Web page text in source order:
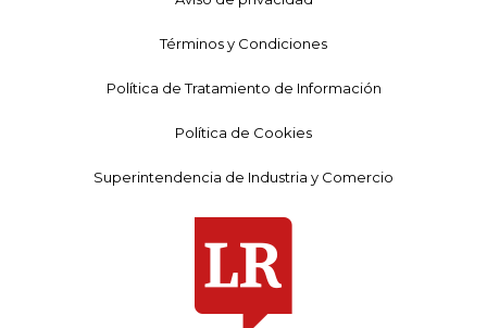
Términos y Condiciones
Política de Tratamiento de Información
Política de Cookies
Superintendencia de Industria y Comercio